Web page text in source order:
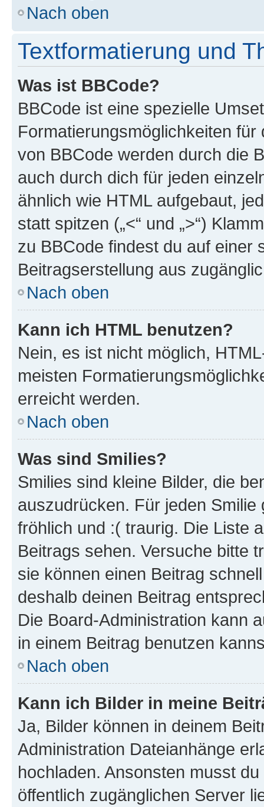
Nach oben
Textformatierung und
Was ist BBCode?
BBCode ist eine spezielle
Formatierungsmöglichkeiten
von BBCode werden durch die
auch durch dich für jeden
ähnlich wie HTML aufgebaut,
statt spitzen („<“ und „>“)
zu BBCode findest du auf einer
Beitragserstellung aus
Nach oben
Kann ich HTML benutzen?
Nein, es ist nicht möglich,
meisten
erreicht werden.
Nach oben
Was sind Smilies?
Smilies sind kleine Bilder, die
auszudrücken. Für jeden
fröhlich und :( traurig. Die Liste
Beitrags sehen. Versuche bitte
sie können einen Beitrag
deshalb deinen Beitrag
Die Board-Administration kann
in einem Beitrag benutzen
Nach oben
Kann ich Bilder in meine
Ja, Bilder können in deinem
Administration Dateianhänge
hochladen. Ansonsten musst
öffentlich zugänglichen Server